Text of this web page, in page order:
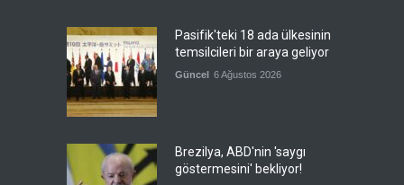
Pasifik'teki 18 ada ülkesinin
temsilcileri bir araya geliyor
Güncel 6 Ağustos 2026
Brezilya, ABD'nin 'saygı
göstermesini' bekliyor!